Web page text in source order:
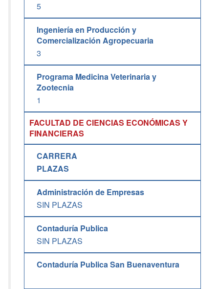
5
Ingeniería en Producción y
Comercialización Agropecuaria
3
Programa Medicina Veterinaria y
Zootecnia
1
FACULTAD DE CIENCIAS ECONÓMICAS Y
FINANCIERAS
CARRERA
PLAZAS
Administración de Empresas
SIN PLAZAS
Contaduría Publica
SIN PLAZAS
Contaduría Publica San Buenaventura